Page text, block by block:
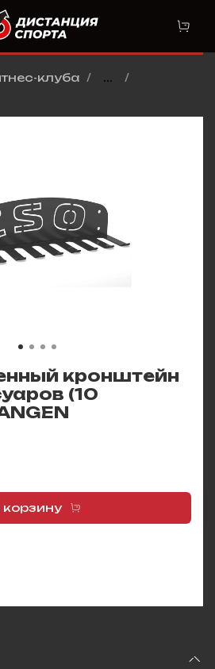
клуба
...
кронштейн
(10
корзину